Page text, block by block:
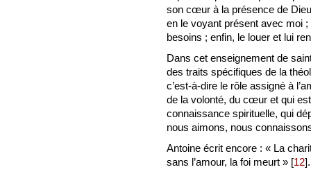
son cœur à la présence de
en le voyant présent avec moi
besoins ; enfin, le louer et lui
Dans cet enseignement de
des traits spécifiques de la
c’est-à-dire le rôle assigné à
de la volonté, du cœur et qui
connaissance spirituelle, qui
nous aimons, nous
Antoine écrit encore : « La
sans l’amour, la foi meurt » [12].